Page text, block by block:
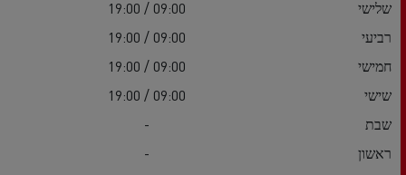
שלישי
09:00 / 19:00
רביעי
09:00 / 19:00
חמישי
09:00 / 19:00
שישי
09:00 / 19:00
שבת
-
ראשון
-